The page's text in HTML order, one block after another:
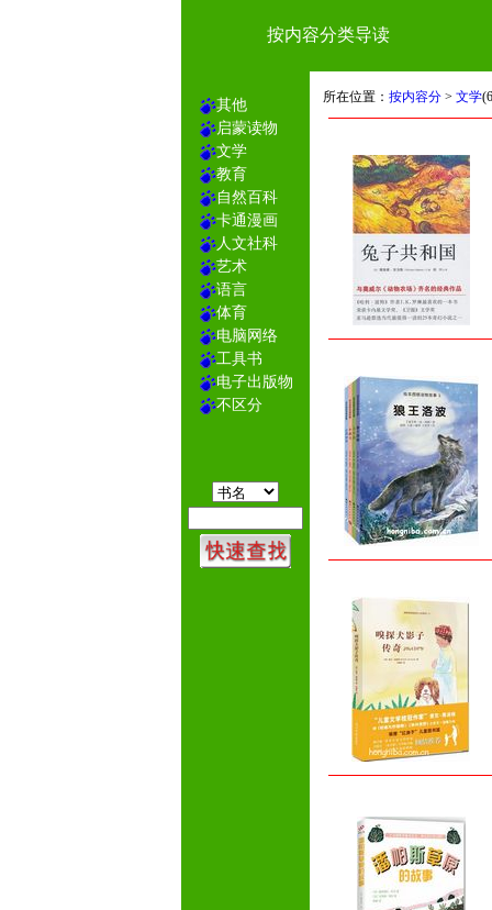
按内容分类导读
其他
启蒙读物
文学
教育
自然百科
卡通漫画
人文社科
艺术
语言
体育
电脑网络
工具书
电子出版物
不区分
所在位置： 按内容分 > 文学